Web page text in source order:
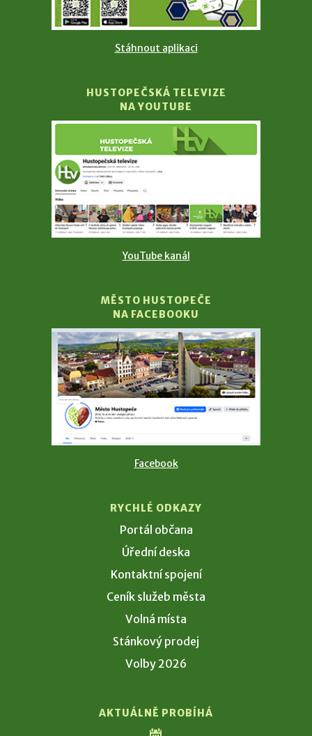
Stáhnout aplikaci
HUSTOPEČSKÁ TELEVIZE
NA YOUTUBE
YouTube kanál
MĚSTO HUSTOPEČE
NA FACEBOOKU
Facebook
RYCHLÉ ODKAZY
Portál občana
Úřední deska
Kontaktní spojení
Ceník služeb města
Volná místa
Stánkový prodej
Volby 2026
AKTUÁLNĚ PROBÍHÁ